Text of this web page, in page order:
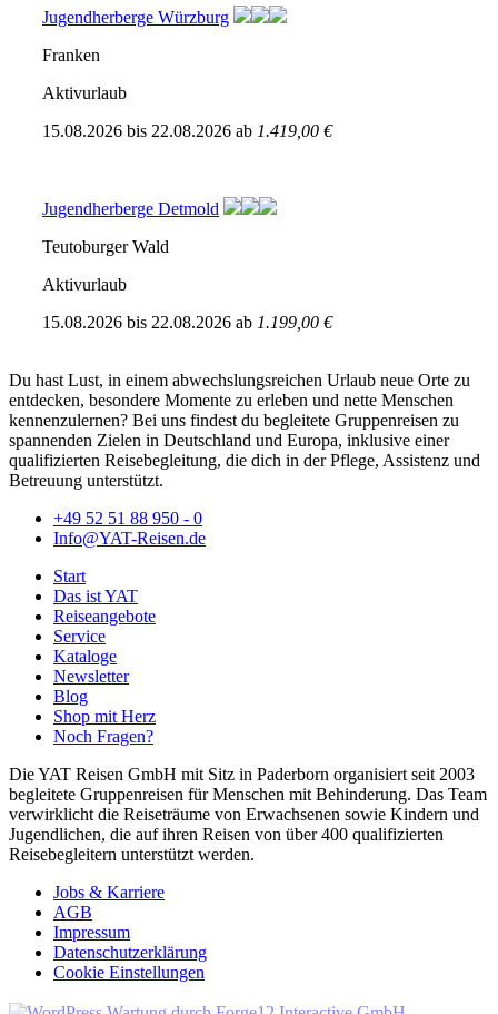
Jugendherberge Würzburg
Franken
Aktivurlaub
15.08.2026 bis 22.08.2026 ab 1.419,00 €
Jugendherberge Detmold
Teutoburger Wald
Aktivurlaub
15.08.2026 bis 22.08.2026 ab 1.199,00 €
Du hast Lust, in einem abwechslungsreichen Urlaub neue Orte zu
entdecken, besondere Momente zu erleben und nette Menschen
kennenzulernen? Bei uns findest du begleitete Gruppenreisen zu
spannenden Zielen in Deutschland und Europa, inklusive einer
qualifizierten Reisebegleitung, die dich in der Pflege, Assistenz und
Betreuung unterstützt.
+49 52 51 88 950 - 0
Info@YAT-Reisen.de
Start
Das ist YAT
Reiseangebote
Service
Kataloge
Newsletter
Blog
Shop mit Herz
Noch Fragen?
Die YAT Reisen GmbH mit Sitz in Paderborn organisiert seit 2003
begleitete Gruppenreisen für Menschen mit Behinderung. Das Team
verwirklicht die Reiseträume von Erwachsenen sowie Kindern und
Jugendlichen, die auf ihren Reisen von über 400 qualifizierten
Reisebegleitern unterstützt werden.
Jobs & Karriere
AGB
Impressum
Datenschutzerklärung
Cookie Einstellungen